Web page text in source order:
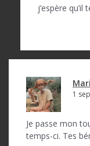
j’espère qu’il
1
Je passe mon
temps-ci. Tes